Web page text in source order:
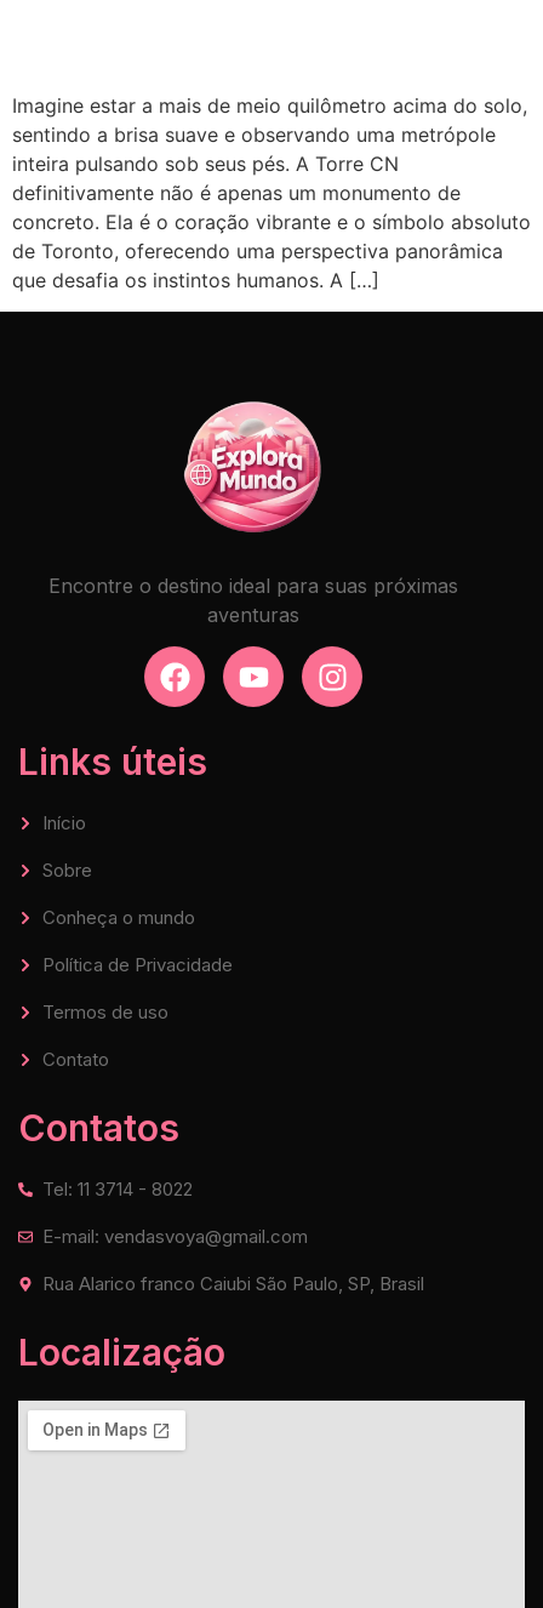
Imagine estar a mais de meio quilômetro acima do solo,
sentindo a brisa suave e observando uma metrópole
inteira pulsando sob seus pés. A Torre CN
definitivamente não é apenas um monumento de
concreto. Ela é o coração vibrante e o símbolo absoluto
de Toronto, oferecendo uma perspectiva panorâmica
que desafia os instintos humanos. A […]
Encontre o destino ideal para suas próximas
aventuras
Links úteis
Início
Sobre
Conheça o mundo
Política de Privacidade
Termos de uso
Contato
Contatos
Tel: 11 3714 - 8022
E-mail: vendasvoya@gmail.com
Rua Alarico franco Caiubi São Paulo, SP, Brasil
Localização